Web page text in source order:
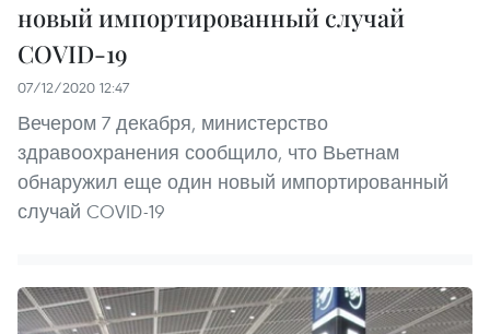
новый импортированный случай
COVID-19
07/12/2020 12:47
Вечером 7 декабря, министерство
здравоохранения сообщило, что Вьетнам
обнаружил еще один новый импортированный
случай COVID-19